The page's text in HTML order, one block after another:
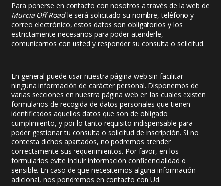
Para ponerse en contacto con nosotros a través de la web de
Murcia Off Roadle será solicitado su nombre, teléfono y
correo electrónico, estos datos son obligatorios y los
estrictamente necesarios para poder atenderle,
comunicarnos con usted y responder su consulta o solicitud.
En general puede usar nuestra página web sin facilitar
ninguna información de carácter personal. Disponemos de
varias secciones en nuestra página web en las cuales existen
formularios de recogida de datos personales que tienen
identificados aquellos datos que son de obligado
cumplimiento, y por lo tanto requisito indispensable para
poder gestionar tu consulta o solicitud de inscripción. Si no
contesta dichos apartados, no podremos atender
correctamente sus requerimientos. Por favor, en los
formularios evite incluir información confidencialidad o
sensible. En caso de que necesitemos alguna información
adicional, nos pondremos en contacto con Ud.